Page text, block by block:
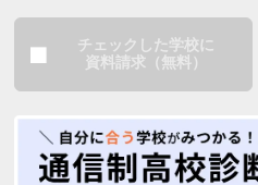
チェックした学校に
資料請求（無料）